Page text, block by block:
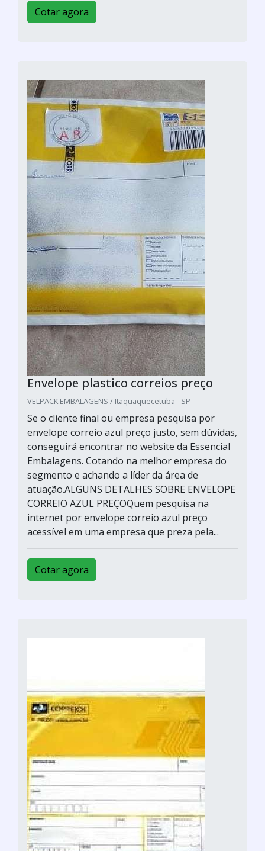
Cotar agora
Envelope plastico correios preço
VELPACK EMBALAGENS / Itaquaquecetuba - SP
Se o cliente final ou empresa pesquisa por
envelope correio azul preço justo, sem dúvidas,
conseguirá encontrar no website da Essencial
Embalagens. Cotando na melhor empresa do
segmento e achando a líder da área de
atuação.ALGUNS DETALHES SOBRE ENVELOPE
CORREIO AZUL PREÇOQuem pesquisa na
internet por envelope correio azul preço
acessível em uma empresa que preza pela...
Cotar agora